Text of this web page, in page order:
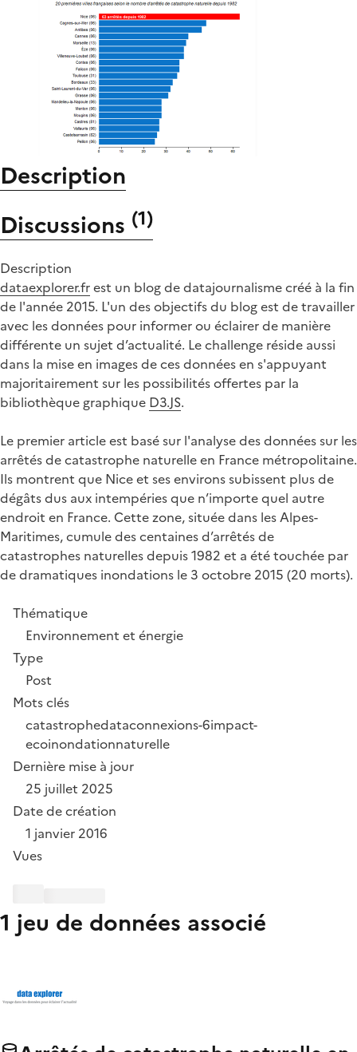
Description
Discussions (1)
Description
dataexplorer.frest un blog de datajournalisme créé à la fin
de l'année 2015. L'un des objectifs du blog est de travailler
avec les données pour informer ou éclairer de manière
différente un sujet d’actualité. Le challenge réside aussi
dans la mise en images de ces données en s'appuyant
majoritairement sur les possibilités offertes par la
bibliothèque graphique D3.JS.
Le premier article est basé sur l'analyse des données sur les
arrêtés de catastrophe naturelle en France métropolitaine.
Ils montrent que Nice et ses environs subissent plus de
dégâts dus aux intempéries que n’importe quel autre
endroit en France. Cette zone, située dans les Alpes-
Maritimes, cumule des centaines d’arrêtés de
catastrophes naturelles depuis 1982 et a été touchée par
de dramatiques inondations le 3 octobre 2015 (20 morts).
Thématique
Environnement et énergie
Type
Post
Mots clés
catastrophedataconnexions-6impact-
ecoinondationnaturelle
Dernière mise à jour
25 juillet 2025
Date de création
1 janvier 2016
Vues
1 jeu de données associé